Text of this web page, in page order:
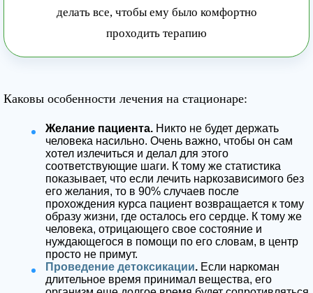
делать все, чтобы ему было комфортно
проходить терапию
Каковы особенности лечения на стационаре:
Желание пациента. Никто не будет держать
человека насильно. Очень важно, чтобы он сам
хотел излечиться и делал для этого
соответствующие шаги. К тому же статистика
показывает, что если лечить наркозависимого без
его желания, то в 90% случаев после
прохождения курса пациент возвращается к тому
образу жизни, где осталось его сердце. К тому же
человека, отрицающего свое состояние и
нуждающегося в помощи по его словам, в центр
просто не примут.
Проведение детоксикации. Если наркоман
длительное время принимал вещества, его